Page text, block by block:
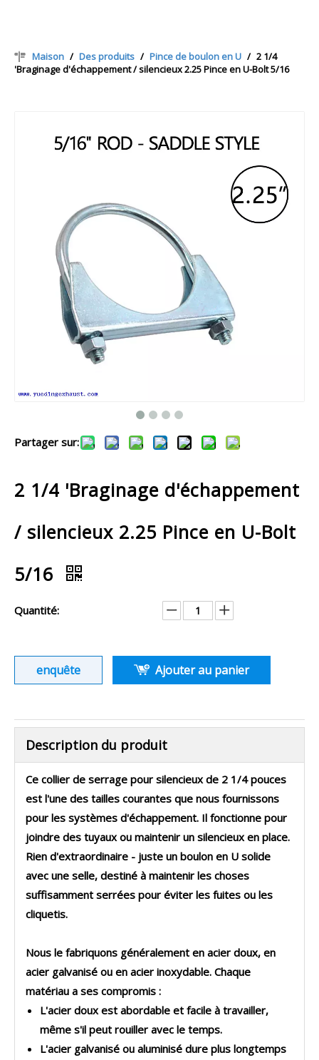
Maison / Des produits / Pince de boulon en U / 2 1/4
'Braginage d'échappement / silencieux 2.25 Pince en U-Bolt 5/16
Partager sur:
2 1/4 'Braginage d'échappement
/ silencieux 2.25 Pince en U-Bolt
5/16
Quantité:
enquête Ajouter au panier
Description du produit
Ce collier de serrage pour silencieux de 2 1/4 pouces
est l'une des tailles courantes que nous fournissons
pour les systèmes d'échappement. Il fonctionne pour
joindre des tuyaux ou maintenir un silencieux en place.
Rien d'extraordinaire - juste un boulon en U solide
avec une selle, destiné à maintenir les choses
suffisamment serrées pour éviter les fuites ou les
cliquetis.
Nous le fabriquons généralement en acier doux, en
acier galvanisé ou en acier inoxydable. Chaque
matériau a ses compromis :
L'acier douxest abordable et facile à travailler,
même s'il peut rouiller avec le temps.
L'acier galvanisé ou aluminisé dure plus longtemps